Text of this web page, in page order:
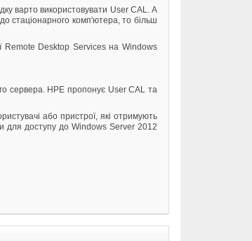
варто використовувати User CAL. А
стаціонарного комп'ютера, то більш
Remote Desktop Services на Windows
сервера. HPE пропонує User CAL та
або пристрої, які отримують
для доступу до Windows Server 2012